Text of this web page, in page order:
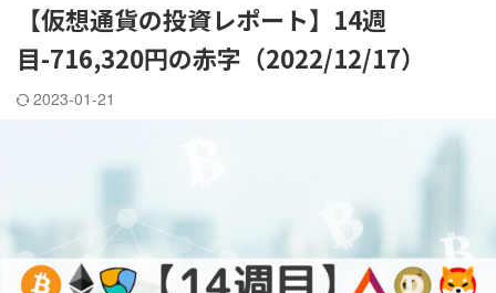
【仮想通貨の投資レポート】14週
目-716,320円の赤字（2022/12/17）
2023-01-21